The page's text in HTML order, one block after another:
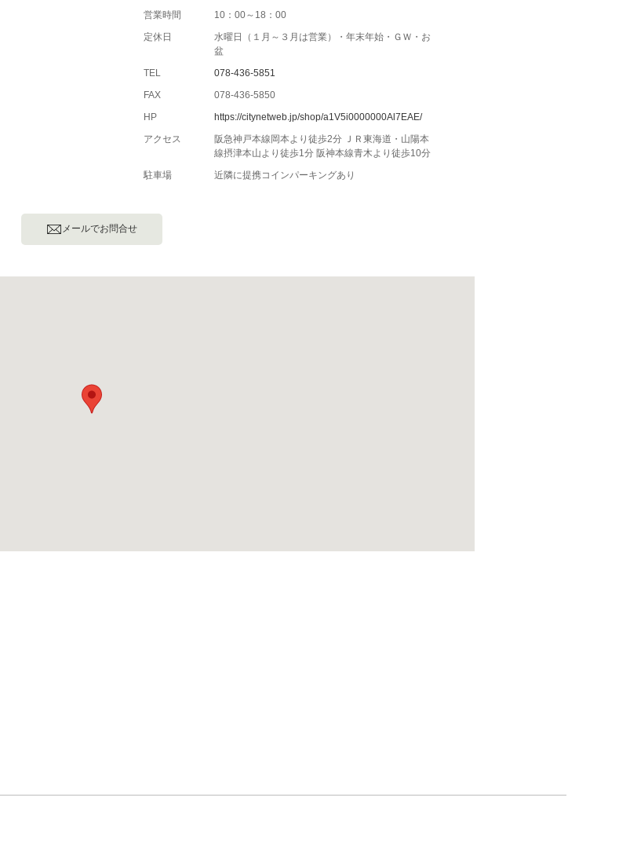
営業時間
10：00～18：00
定休日
水曜日（１月～３月は営業）・年末年始・ＧＷ・お
盆
TEL
078-436-5851
FAX
078-436-5850
HP
https://citynetweb.jp/shop/a1V5i0000000Al7EAE/
アクセス
阪急神戸本線岡本より徒歩2分 ＪＲ東海道・山陽本
線摂津本山より徒歩1分 阪神本線青木より徒歩10分
駐車場
近隣に提携コインパーキングあり
メールでお問合せ